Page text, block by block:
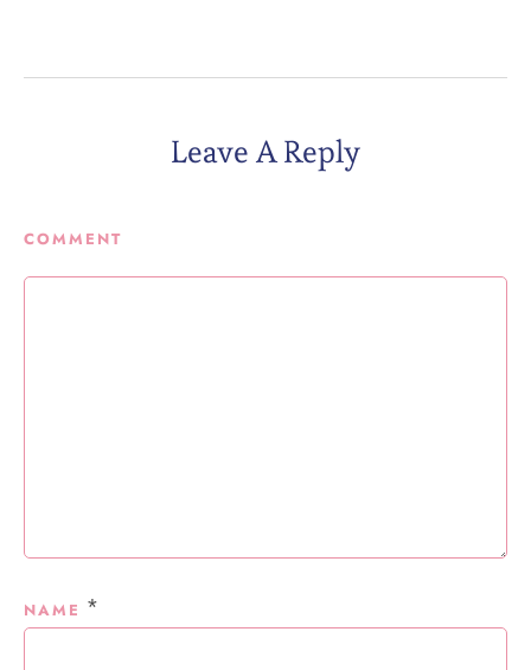
Leave A Reply
COMMENT
NAME *